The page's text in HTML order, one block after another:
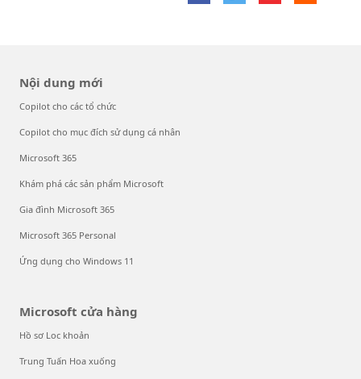
Nội dung mới
Copilot cho các tổ chức
Copilot cho mục đích sử dụng cá nhân
Microsoft 365
Khám phá các sản phẩm Microsoft
Gia đình Microsoft 365
Microsoft 365 Personal
Ứng dụng cho Windows 11
Microsoft cửa hàng
Hồ sơ Loc khoản
Trung Tuấn Hoa xuống